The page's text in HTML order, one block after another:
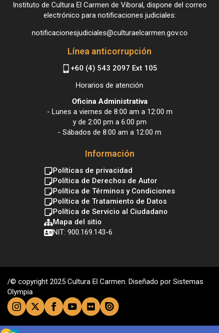
Instituto de Cultura El Carmen de Viboral, dispone del correo
electrónico para notificaciones judiciales:
notificacionesjudiciales@culturaelcarmen.gov.co
Línea anticorrupción
+60 (4) 543 2097 Ext 105
Horarios de atención
Oficina Administrativa
- Lunes a viernes de 8:00 am a 12:00 m
y de 2:00 pm a 6:00 pm
- Sábados de 8:00 am a 12:00 m
Información
Políticas de privacidad
Política de Derechos de Autor
Política de Términos y Condiciones
Política de Tratamiento de Datos
Política de Servicio al Ciudadano
Mapa del sitio
NIT: 900.169.143-6
/© copyright 2025 Cultura El Carmen. Diseñado por Sistemas
Olympia